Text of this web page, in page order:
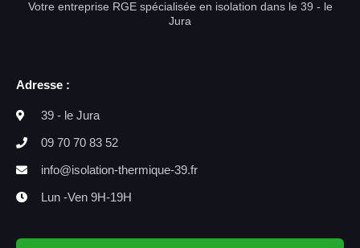
Votre entreprise RGE spécialisée en isolation dans le 39 - le
Jura
Adresse :
39 - le Jura
09 70 70 83 52
info@isolation-thermique-39.fr
Lun -Ven 9H-19H